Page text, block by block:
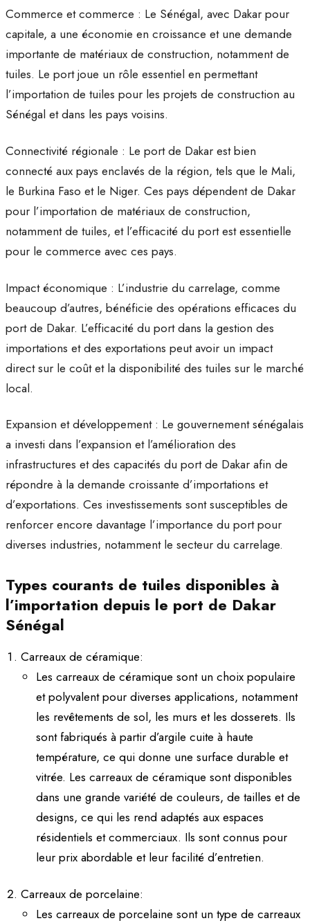
Commerce et commerce : Le Sénégal, avec Dakar pour
capitale, a une économie en croissance et une demande
importante de matériaux de construction, notamment de
tuiles. Le port joue un rôle essentiel en permettant
l’importation de tuiles pour les projets de construction au
Sénégal et dans les pays voisins.
Connectivité régionale : Le port de Dakar est bien
connecté aux pays enclavés de la région, tels que le Mali,
le Burkina Faso et le Niger. Ces pays dépendent de Dakar
pour l’importation de matériaux de construction,
notamment de tuiles, et l’efficacité du port est essentielle
pour le commerce avec ces pays.
Impact économique : L’industrie du carrelage, comme
beaucoup d’autres, bénéficie des opérations efficaces du
port de Dakar. L’efficacité du port dans la gestion des
importations et des exportations peut avoir un impact
direct sur le coût et la disponibilité des tuiles sur le marché
local.
Expansion et développement : Le gouvernement sénégalais
a investi dans l’expansion et l’amélioration des
infrastructures et des capacités du port de Dakar afin de
répondre à la demande croissante d’importations et
d’exportations. Ces investissements sont susceptibles de
renforcer encore davantage l’importance du port pour
diverses industries, notamment le secteur du carrelage.
Types courants de tuiles disponibles à
l’importation depuis le port de Dakar
Sénégal
Carreaux de céramique:
Les carreaux de céramique sont un choix populaire
et polyvalent pour diverses applications, notamment
les revêtements de sol, les murs et les dosserets. Ils
sont fabriqués à partir d’argile cuite à haute
température, ce qui donne une surface durable et
vitrée. Les carreaux de céramique sont disponibles
dans une grande variété de couleurs, de tailles et de
designs, ce qui les rend adaptés aux espaces
résidentiels et commerciaux. Ils sont connus pour
leur prix abordable et leur facilité d’entretien.
Carreaux de porcelaine:
Les carreaux de porcelaine sont un type de carreaux